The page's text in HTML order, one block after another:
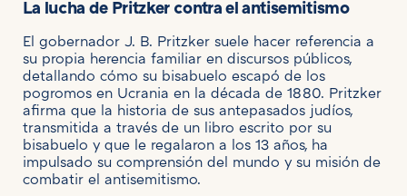
La lucha de Pritzker contra el antisemitismo
El gobernador J. B. Pritzker suele hacer referencia a
su propia herencia familiar en discursos públicos,
detallando cómo su bisabuelo escapó de los
pogromos en Ucrania en la década de 1880. Pritzker
afirma que la historia de sus antepasados judíos,
transmitida a través de un libro escrito por su
bisabuelo y que le regalaron a los 13 años, ha
impulsado su comprensión del mundo y su misión de
combatir el antisemitismo.